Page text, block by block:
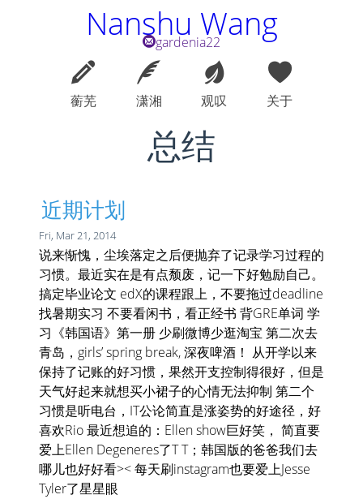
Nanshu Wang
gardenia22
蘅芜 潇湘 观叹 关于
总结
近期计划
Fri, Mar 21, 2014
说来惭愧，尘埃落定之后便抛弃了记录学习过程的
习惯。最近实在是有点颓废，记一下好勉励自己。
搞定毕业论文 edX的课程跟上，不要拖过deadline
找暑期实习 不要看闲书，看正经书 背GRE单词 学
习《韩国语》第一册 少刷微博少逛淘宝 第二次去
青岛，girls’ spring break, 深夜啤酒！ 从开学以来
保持了记账的好习惯，果然开支控制得很好，但是
天气好起来就想买小裙子的心情无法抑制 第二个
习惯是听电台，IT公论简直是涨姿势的好途径，好
喜欢Rio 最近想追的：Ellen show巨好笑， 简直要
爱上Ellen Degeneres了T T；韩国版的爸爸我们去
哪儿也好好看>< 每天刷instagram也要爱上Jesse
Tyler了星星眼